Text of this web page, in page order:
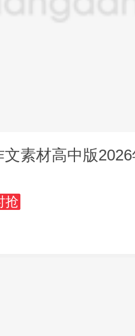
文素材高中版
抢